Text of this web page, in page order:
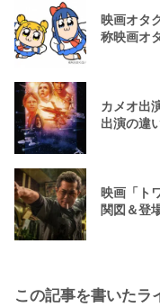
映画オタ
称映画オ
カメオ出
出演の違
映画「ト
関図＆登
この記事を書いたラ